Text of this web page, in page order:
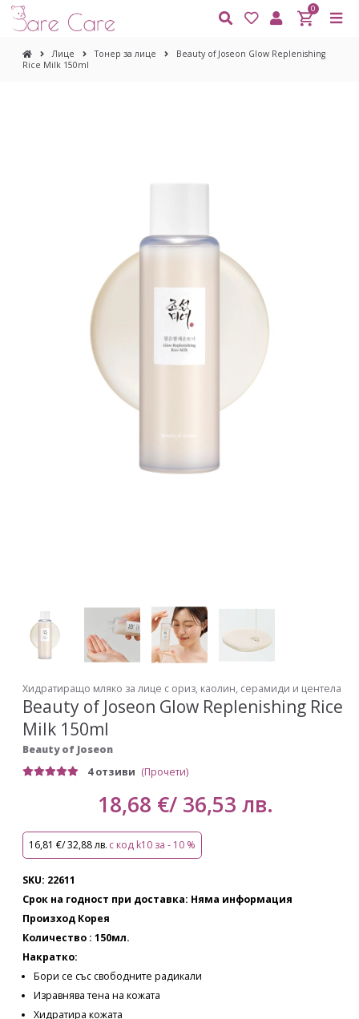
0
Лице Тонер за лице
Beauty of Joseon Glow Replenishing
Rice Milk 150ml
Хидратиращо мляко за лице с ориз, каолин, серамиди и центела
Beauty of Joseon Glow Replenishing Rice
Milk 150ml
Beauty of Joseon
4 отзиви (Прочети)
18,68 €/ 36,53 лв.
16,81 €/ 32,88 лв. с код k10 за - 10 %
SKU: 22611
Срок на годност при доставка: Няма информация
Произход Корея
Количество : 150мл.
Накратко:
Бори се със свободните радикали
Изравнява тена на кожата
Хидратира кожата